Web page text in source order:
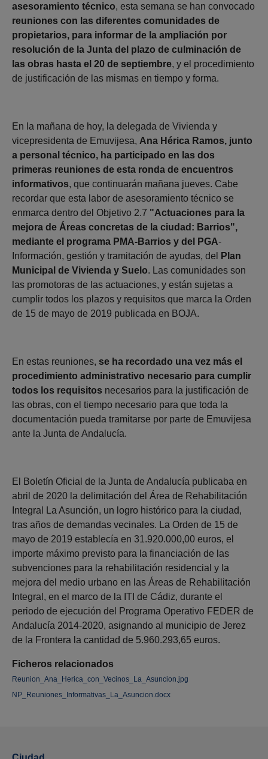
Ficheros relacionados
Reunion_Ana_Herica_con_Vecinos_La_Asuncion.jpg
NP_Reuniones_Informativas_La_Asuncion.docx
asesoramiento técnico, esta semana se han convocado
reuniones con las diferentes comunidades de
propietarios, para informar de la ampliación por
resolución de la Junta del plazo de culminación de
las obras hasta el 20 de septiembre, y el procedimiento
de justificación de las mismas en tiempo y forma.
En la mañana de hoy, la delegada de Vivienda y
vicepresidenta de Emuvijesa, Ana Hérica Ramos, junto
a personal técnico, ha participado en las dos
primeras reuniones de esta ronda de encuentros
informativos, que continuarán mañana jueves. Cabe
recordar que esta labor de asesoramiento técnico se
enmarca dentro del Objetivo 2.7 "Actuaciones para la
mejora de Áreas concretas de la ciudad: Barrios",
mediante el programa PMA-Barrios y del PGA-
Información, gestión y tramitación de ayudas, del
Plan
Municipal de Vivienda y Suelo. Las comunidades son
las promotoras de las actuaciones, y están sujetas a
cumplir todos los plazos y requisitos que marca la Orden
de 15 de mayo de 2019 publicada en BOJA.
En estas reuniones, se ha recordado una vez más el
procedimiento administrativo necesario para cumplir
todos los requisitos necesarios para la justificación de
las obras, con el tiempo necesario para que toda la
documentación pueda tramitarse por parte de Emuvijesa
ante la Junta de Andalucía.
El Boletín Oficial de la Junta de Andalucía publicaba en
abril de 2020 la delimitación del Área de Rehabilitación
Integral La Asunción, un logro histórico para la ciudad,
tras años de demandas vecinales. La Orden de 15 de
mayo de 2019 establecía en 31.920.000,00 euros, el
importe máximo previsto para la financiación de las
subvenciones para la rehabilitación residencial y la
mejora del medio urbano en las Áreas de Rehabilitación
Integral, en el marco de la ITI de Cádiz, durante el
periodo de ejecución del Programa Operativo FEDER de
Andalucía 2014-2020, asignando al municipio de Jerez
de la Frontera la cantidad de 5.960.293,65 euros.